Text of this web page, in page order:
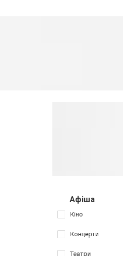
Афіша
Кіно
Концерти
Театри